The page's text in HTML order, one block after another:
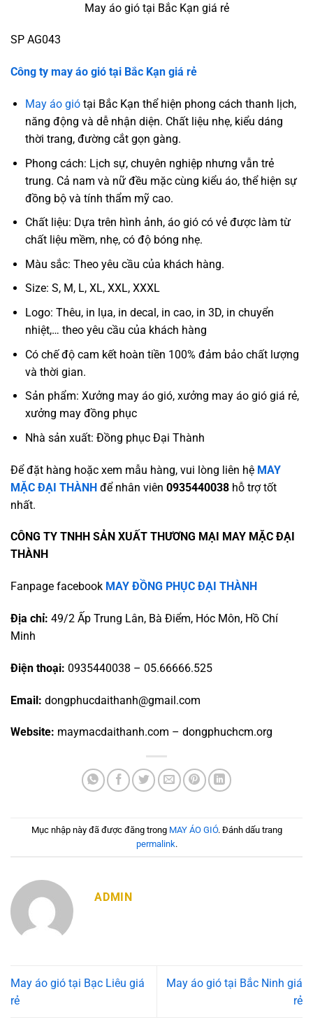
May áo gió tại Bắc Kạn giá rẻ
SP AG043
Công ty may áo gió tại Bắc Kạn giá rẻ
May áo giótại Bắc Kạn thể hiện phong cách thanh lịch,
năng động và dễ nhận diện. Chất liệu nhẹ, kiểu dáng
thời trang, đường cắt gọn gàng.
Phong cách: Lịch sự, chuyên nghiệp nhưng vẫn trẻ
trung. Cả nam và nữ đều mặc cùng kiểu áo, thể hiện sự
đồng bộ và tính thẩm mỹ cao.
Chất liệu: Dựa trên hình ảnh, áo gió có vẻ được làm từ
chất liệu mềm, nhẹ, có độ bóng nhẹ.
Màu sắc: Theo yêu cầu của khách hàng.
Size: S, M, L, XL, XXL, XXXL
Logo: Thêu, in lụa, in decal, in cao, in 3D, in chuyển
nhiệt,… theo yêu cầu của khách hàng
Có chế độ cam kết hoàn tiền 100% đảm bảo chất lượng
và thời gian.
Sản phẩm: Xưởng may áo gió, xưởng may áo gió giá rẻ,
xưởng may đồng phục
Nhà sản xuất: Đồng phục Đại Thành
Để đặt hàng hoặc xem mẫu hàng, vui lòng liên hệ MAY
MẶC ĐẠI THÀNH để nhân viên 0935440038 hỗ trợ tốt
nhất.
CÔNG TY TNHH SẢN XUẤT THƯƠNG MẠI MAY MẶC ĐẠI
THÀNH
Fanpage facebook MAY ĐỒNG PHỤC ĐẠI THÀNH
Địa chỉ: 49/2 Ấp Trung Lân, Bà Điểm, Hóc Môn, Hồ Chí
Minh
Điện thoại: 0935440038 – 05.66666.525
Email: dongphucdaithanh@gmail.com
Website: maymacdaithanh.com – dongphuchcm.org
Mục nhập này đã được đăng trong MAY ÁO GIÓ. Đánh dấu trang
permalink.
ADMIN
May áo gió tại Bạc Liêu giá
rẻ
May áo gió tại Bắc Ninh giá
rẻ